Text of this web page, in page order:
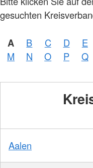
gesuchten
A B C D E
M
N O P Q
Aalen